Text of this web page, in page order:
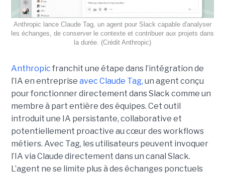
Anthropic lance Claude Tag, un agent pour Slack capable d'analyser
les échanges, de conserver le contexte et contribuer aux projets dans
la durée. (Crédit Anthropic)
Anthropic franchit une étape dans l’intégration de
l’IA en entreprise avec Claude Tag, un agent conçu
pour fonctionner directement dans Slack comme un
membre à part entière des équipes. Cet outil
introduit une IA persistante, collaborative et
potentiellement proactive au cœur des workflows
métiers. Avec Tag, les utilisateurs peuvent invoquer
l’IA via Claude directement dans un canal Slack.
L’agent ne se limite plus à des échanges ponctuels